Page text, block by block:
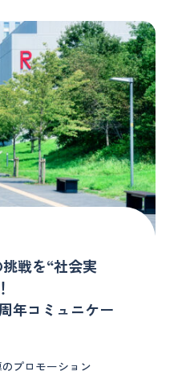
戦を“社会実
年コミュニケー
プロモーション